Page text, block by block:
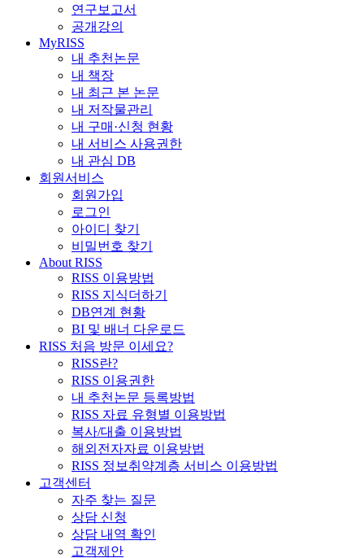
연구보고서
공개강의
MyRISS
내 추천논문
내 책장
내 최근 본 논문
내 저작물관리
내 구매·신청 현황
내 서비스 사용권한
내 관심 DB
회원서비스
회원가입
로그인
아이디 찾기
비밀번호 찾기
About RISS
RISS 이용방법
RISS 지식더하기
DB연계 현황
BI 및 배너 다운로드
RISS 처음 방문 이세요?
RISS란?
RISS 이용권한
내 추천논문 등록방법
RISS 자료 유형별 이용방법
복사/대출 이용방법
해외전자자료 이용방법
RISS 정보취약계층 서비스 이용방법
고객센터
자주 찾는 질문
상담 신청
상담 내역 확인
고객제안